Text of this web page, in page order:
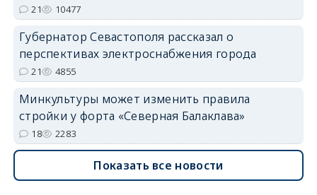
21 10477
Губернатор Севастополя рассказал о
перспективах электроснабжения города
21 4855
Минкультуры может изменить правила
стройки у форта «Северная Балаклава»
18 2283
Показать все новости